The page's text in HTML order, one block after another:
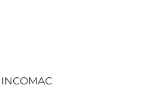
INCOMAC